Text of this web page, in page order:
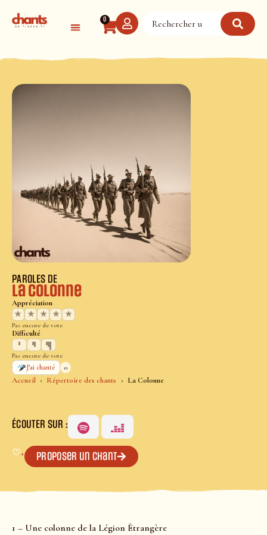
0
Accueil Répertoire des chants La Colonne
PAROLES DE
La Colonne
Appréciation
★
★ ★ ★ ★
Pas encore de vote
Difficulté
Pas encore de vote
J’ai chanté
0
ÉCOUTER SUR :
♡+ Proposer un chant
1 – Une colonne de la Légion Étrangère